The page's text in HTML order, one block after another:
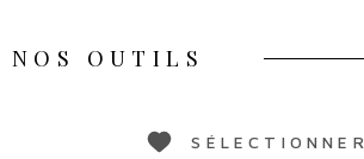
NOS OUTILS
SÉLECTIONNER